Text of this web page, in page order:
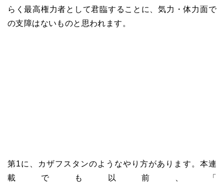
らく最高権力者として君臨することに、気力・体力面で
の支障はないものと思われます。
第1に、カザフスタンのようなやり方があります。本連
載でも以前、「